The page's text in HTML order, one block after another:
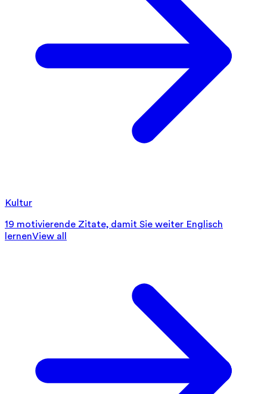
Kultur
19 motivierende Zitate, damit Sie weiter Englisch
lernenView all